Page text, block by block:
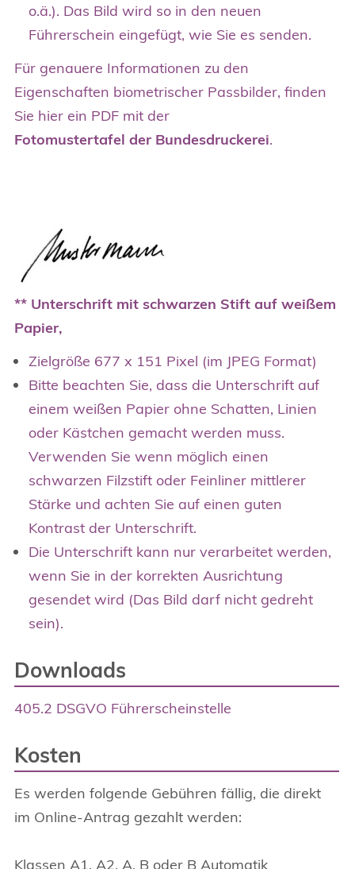
o.ä.). Das Bild wird so in den neuen
Führerschein eingefügt, wie Sie es senden.
Für genauere Informationen zu den
Eigenschaften biometrischer Passbilder, finden
Sie hier ein PDF mit der
Fotomustertafel der Bundesdruckerei.
** Unterschrift mit schwarzen Stift auf weißem
Papier,
Zielgröße 677 x 151 Pixel (im JPEG Format)
Bitte beachten Sie, dass die Unterschrift auf
einem weißen Papier ohne Schatten, Linien
oder Kästchen gemacht werden muss.
Verwenden Sie wenn möglich einen
schwarzen Filzstift oder Feinliner mittlerer
Stärke und achten Sie auf einen guten
Kontrast der Unterschrift.
Die Unterschrift kann nur verarbeitet werden,
wenn Sie in der korrekten Ausrichtung
gesendet wird (Das Bild darf nicht gedreht
sein).
Downloads
405.2 DSGVO Führerscheinstelle
Kosten
Es werden folgende Gebühren fällig, die direkt
im Online-Antrag gezahlt werden:
Klassen A1, A2, A, B oder B Automatik